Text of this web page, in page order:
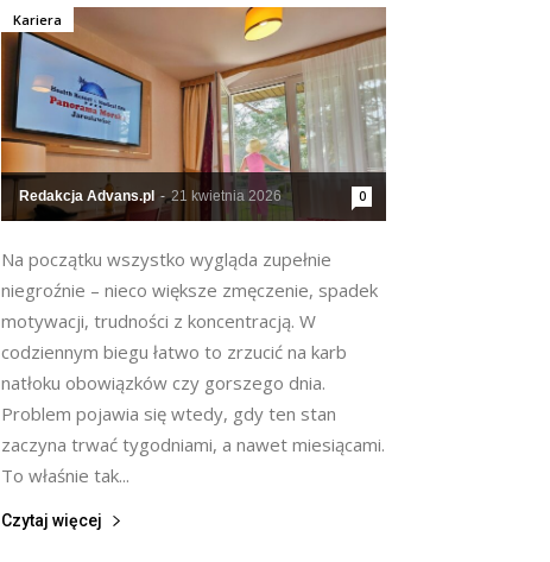
Redakcja Advans.pl - 21 kwietnia 2026 0
Kariera
Na początku wszystko wygląda zupełnie
niegroźnie – nieco większe zmęczenie, spadek
motywacji, trudności z koncentracją. W
codziennym biegu łatwo to zrzucić na karb
natłoku obowiązków czy gorszego dnia.
Problem pojawia się wtedy, gdy ten stan
zaczyna trwać tygodniami, a nawet miesiącami.
To właśnie tak...
Czytaj więcej